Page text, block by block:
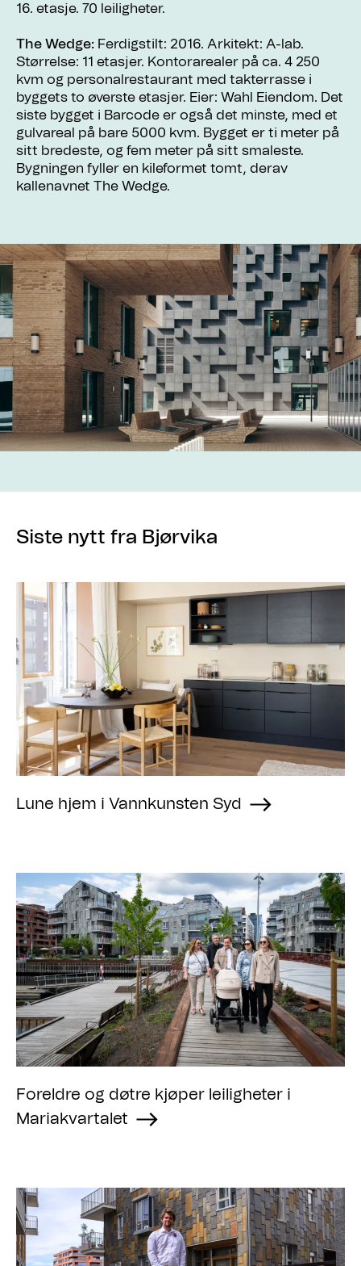
16. etasje. 70 leiligheter.
The Wedge: Ferdigstilt: 2016. Arkitekt: A-lab.
Størrelse: 11 etasjer. Kontorarealer på ca. 4 250
kvm og personalrestaurant med takterrasse i
byggets to øverste etasjer. Eier: Wahl Eiendom. Det
siste bygget i Barcode er også det minste, med et
gulvareal på bare 5000 kvm. Bygget er ti meter på
sitt bredeste, og fem meter på sitt smaleste.
Bygningen fyller en kileformet tomt, derav
kallenavnet The Wedge.
Siste nytt fra Bjørvika
Lune hjem i Vannkunsten Syd
Foreldre og døtre kjøper leiligheter i
Mariakvartalet